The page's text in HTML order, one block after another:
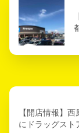
【開店情報】
にドラッグスト